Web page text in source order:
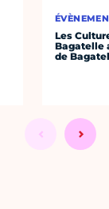
Les
Bagatelle
de